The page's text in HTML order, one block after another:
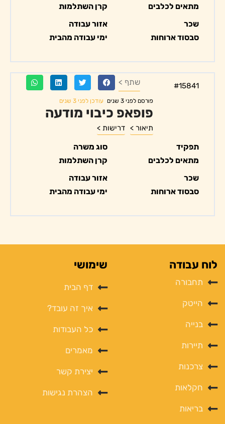
מתאים לכלבים
קרן השתלמות
שכר
סבסוד ארוחות
אזור עבודה
ימי עבודה מהבית
#15841 שתף >
פורסם לפני 3 שנים עודכן לפני 3 שנים
פופאפ כיבוי מודעה
תיאור > דרישות >
תפקיד
מתאים לכלבים
סוג משרה
קרן השתלמות
שכר
סבסוד ארוחות
אזור עבודה
ימי עבודה מהבית
שימושי
דף הבית
איך זה עובד?
כל העבודות
מאמרים
יצירת קשר
הצהרת נגישות
לוח עבודה
תחבורה
הייטק
בנייה
תיירות
צרכנות
חקלאות
בריאות